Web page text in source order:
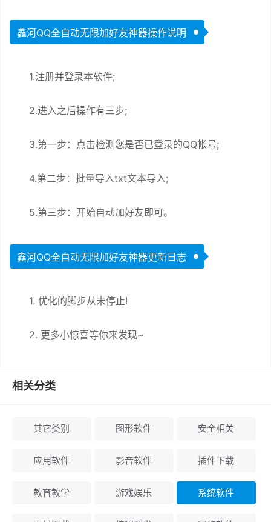
鑫河QQ全自动无限加好友神器操作说明
1.注册并登录本软件;
2.进入之后操作有三步;
3.第一步：点击检测您是否已登录的QQ帐号;
4.第二步：批量导入txt文本导入;
5.第三步：开始自动加好友即可。
鑫河QQ全自动无限加好友神器更新日志
1. 优化的脚步从未停止!
2. 更多小惊喜等你来发现~
相关分类
其它类别 图形软件 安全相关
应用软件 影音软件 插件下载
教育教学 游戏娱乐 系统软件